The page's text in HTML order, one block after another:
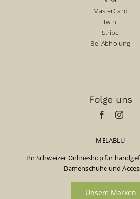
MasterCard
Twint
Stripe
Bei Abholung
Folge uns
MELABLU
Ihr Schweizer Onlineshop für
Damenschuhe und
Unsere Marken